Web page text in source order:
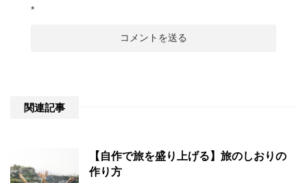
*
関連記事
【自作で旅を盛り上げる】旅のしおりの
作り方